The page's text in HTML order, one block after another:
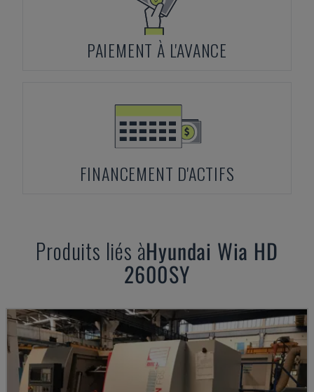
PAIEMENT À L'AVANCE
FINANCEMENT D'ACTIFS
Produits liés àHyundai Wia HD
2600SY